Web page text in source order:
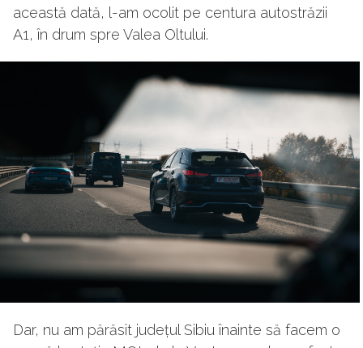
această dată, l-am ocolit pe centura autostrăzii
A1, în drum spre Valea Oltului.
Dar, nu am părăsit județul Sibiu înainte să facem o